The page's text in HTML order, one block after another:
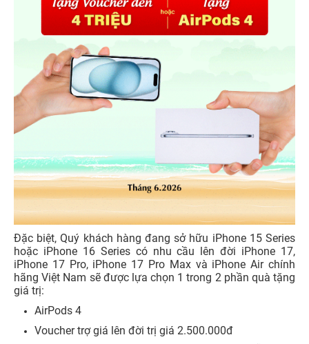
Đặc biệt, Quý khách hàng đang sở hữu iPhone 15 Series
hoặc iPhone 16 Series có nhu cầu lên đời iPhone 17,
iPhone 17 Pro, iPhone 17 Pro Max và iPhone Air chính
hãng Việt Nam sẽ được lựa chọn 1 trong 2 phần quà tặng
giá trị:
AirPods 4
Voucher trợ giá lên đời trị giá 2.500.000đ